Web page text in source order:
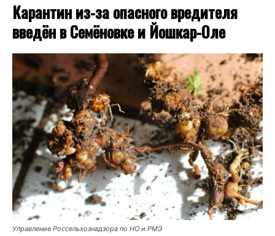
Карантин из-за опасного вредителя
введён в Семёновке и Йошкар-Оле
Управление Россельхознадзора по НО и РМЭ